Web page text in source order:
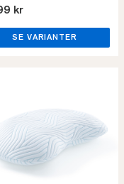
kr
SE VARIANTER